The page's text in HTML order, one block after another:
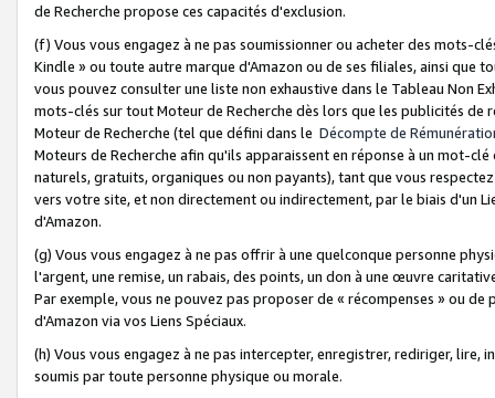
de Recherche propose ces capacités d'exclusion.
(f) Vous vous engagez à ne pas soumissionner ou acheter des mots-
Kindle » ou toute autre marque d'Amazon ou de ses filiales, ainsi que
vous pouvez consulter une liste non exhaustive dans le Tableau Non
mots-clés sur tout Moteur de Recherche dès lors que les publicités de
Moteur de Recherche (tel que défini dans le Décompte de
Moteurs de Recherche afin qu'ils apparaissent en réponse à un mot-
naturels, gratuits, organiques ou non payants), tant que vous
vers votre site, et non directement ou indirectement, par le biais d'un
d'Amazon.
(g) Vous vous engagez à ne pas offrir à une quelconque personne
l'argent, une remise, un rabais, des points, un don à une œuvre
Par exemple, vous ne pouvez pas proposer de « récompenses » ou
d'Amazon via vos Liens Spéciaux.
(h) Vous vous engagez à ne pas intercepter, enregistrer, rediriger,
soumis par toute personne physique ou morale.